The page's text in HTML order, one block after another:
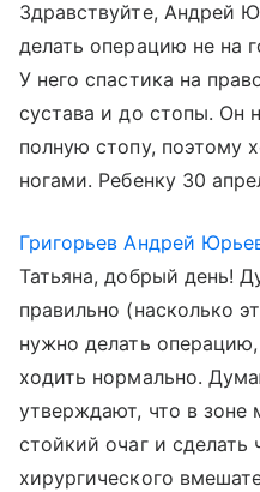
Здравствуйте, Андрей
делать операцию не на
У него спастика на
сустава и до стопы. Он
полную стопу, поэтому
ногами. Ребенку 30
Григорьев Андрей
Татьяна, добрый день!
правильно (насколько
нужно делать
ходить нормально.
утверждают, что в зоне
стойкий очаг и сделать
хирургического